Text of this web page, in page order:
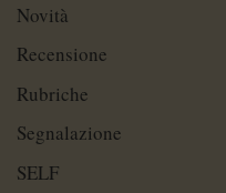
Novità
Recensione
Rubriche
Segnalazione
SELF